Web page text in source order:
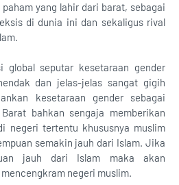
yang lahir dari barat, sebagai
di dunia ini dan sekaligus rival
global seputar kesetaraan gender
dan jelas-jelas sangat gigih
kesetaraan gender sebagai
bahkan sengaja memberikan
negeri tertentu khususnya muslim
semakin jauh dari Islam. Jika
jauh dari Islam maka akan
negeri muslim.